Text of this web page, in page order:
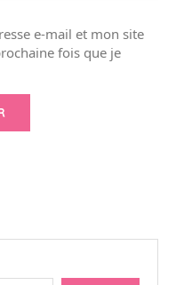
e-mail et mon site
fois que je